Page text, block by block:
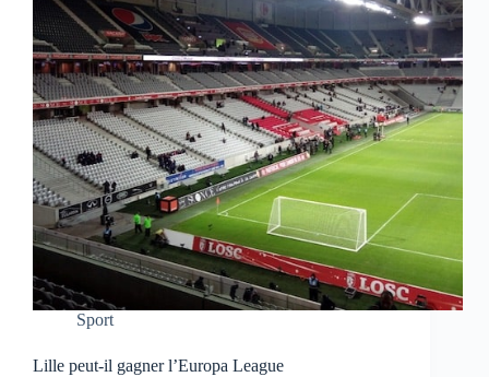
Sport
Lille peut-il gagner l’Europa League